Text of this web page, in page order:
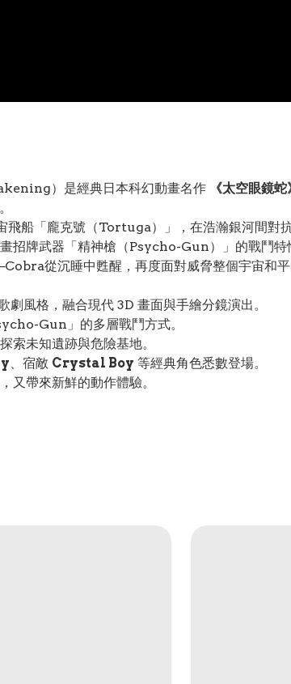
）是經典日本科幻動畫名作 《太空眼鏡
飛船「龐克號（Tortuga）」，在浩瀚銀河間對
招牌武器「精神槍（Psycho-Gun）」的戰鬥特
從沉睡中甦醒，再度面對威脅整個宇宙和平
風格，融合現代 3D 畫面與手繪分鏡演出。
Gun」的多層戰鬥方式。
索未知遺跡與危險基地。
、宿敵 Crystal Boy 等經典角色悉數登場。
又帶來新鮮的動作體驗。